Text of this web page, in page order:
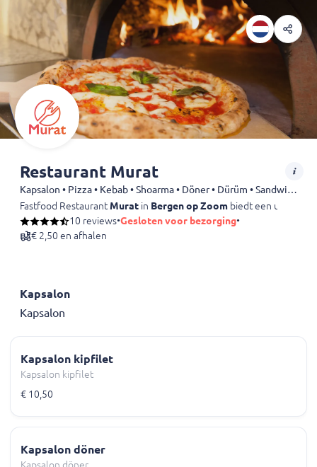
Restaurant Murat
Kapsalon • Pizza • Kebab • Shoarma • Döner • Dürüm • Sandwiches
Fastfood RestaurantMurat in Bergen op Zoom biedt een
10 reviews•Gesloten voor bezorging•
€ 2,50 en afhalen
Kapsalon
Kapsalon
Kapsalon kipfilet
Kapsalon kipfilet
€ 10,50
Kapsalon döner